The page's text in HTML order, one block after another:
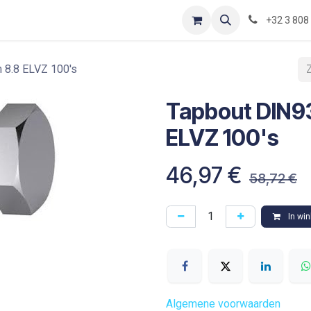
Optimization-of-piping-components
+32 3 808
ELVZ 100's
Tapbout
ELVZ 100's
46,97 € 58,72€
In
Algemene voorwaarden